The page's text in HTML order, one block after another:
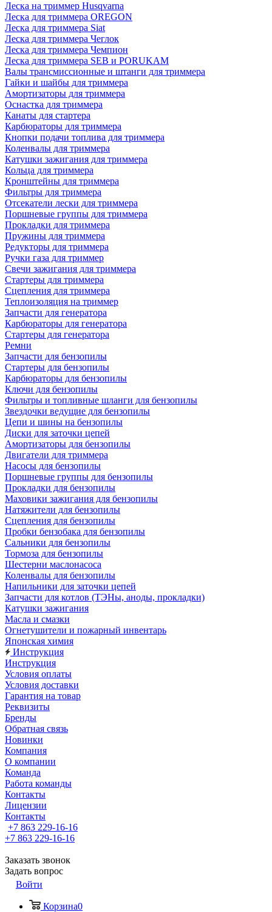
Леска на триммер Husqvarna
Леска для триммера OREGON
Леска для триммера Siat
Леска для триммера Чеглок
Леска для триммера Чемпион
Леска для триммера SEB и PORUKAM
Валы трансмиссионные и штанги для триммера
Гайки и шайбы для триммера
Амортизаторы для триммера
Оснастка для триммера
Канаты для стартера
Карбюраторы для триммера
Кнопки подачи топлива для триммера
Коленвалы для триммера
Катушки зажигания для триммера
Кольца для триммера
Кронштейны для триммера
Фильтры для триммера
Отсекатели лески для триммера
Поршневые группы для триммера
Прокладки для триммера
Пружины для триммера
Редукторы для триммера
Ручки газа для триммер
Свечи зажигания для триммера
Стартеры для триммера
Сцепления для триммера
Теплоизоляция на триммер
Запчасти для генератора
Карбюраторы для генератора
Стартеры для генератора
Ремни
Запчасти для бензопилы
Стартеры для бензопилы
Карбюраторы для бензопилы
Ключи для бензопилы
Фильтры и топливные шланги для бензопилы
Звездочки ведущие для бензопилы
Цепи и шины на бензопилы
Диски для заточки цепей
Амортизаторы для бензопилы
Двигатели для триммера
Насосы для бензопилы
Поршневые группы для бензопилы
Прокладки для бензопилы
Маховики зажигания для бензопилы
Натяжители для бензопилы
Сцепления для бензопилы
Пробки бензобака для бензопилы
Сальники для бензопилы
Тормоза для бензопилы
Шестерни маслонасоса
Коленвалы для бензопилы
Напильники для заточки цепей
Запчасти для котлов (ТЭНы, аноды, прокладки)
Катушки зажигания
Масла и смазки
Огнетушители и пожарный инвентарь
Японская химия
Инструкция
Инструкция
Условия оплаты
Условия доставки
Гарантия на товар
Реквизиты
Бренды
Обратная связь
Новинки
Компания
О компании
Команда
Работа команды
Контакты
Лицензии
Контакты
+7 863 229-16-16
+7 863 229-16-16
Заказать звонок
Задать вопрос
Войти
Корзина0